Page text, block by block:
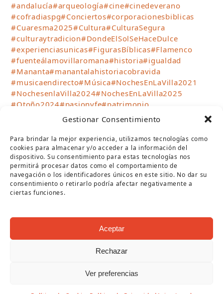
Gestionar Consentimiento
Para brindar la mejor experiencia, utilizamos tecnologías como
cookies para almacenar y/o acceder a la información del
dispositivo. Su consentimiento para estas tecnologías nos
permitirá procesar datos como el comportamiento de
navegación o los identificadores únicos en este sitio. No dar su
consentimiento o retirarlo podría afectar negativamente a
ciertas funciones.
Aceptar
Rechazar
Ver preferencias
#andalucía#arqueología#cine#cinedeverano
#cofradiaspg#Conciertos#corporacionesbiblicas
#Cuaresma2025#Cultura#CulturaSegura
#culturaytradicion#DondeElSolSeHaceDulce
#experienciasunicas#FigurasBíblicas#Flamenco
#fuenteálamovillaromana#historia#igualdad
#Mananta#manantalahistoriacobravida
#musicaendirecto#Música#NochesEnLaVilla2021
#NochesenlaVilla2024#NochesEnLaVilla2025
#Otoño2024#pasionyfe#patrimonio
#patrimonioindustrial
#puentegenil
#SemanaSanta
#teatro#teatrocirco#TurismoPuenteGenil
#verano2023#Verano2024#verano2025
#Verano2026#VillaRomanaFuenteÁlamo
#visitasguiadas#VisitPuenteGenil
#WhereTheSunBecomesSweet
(deprecated)